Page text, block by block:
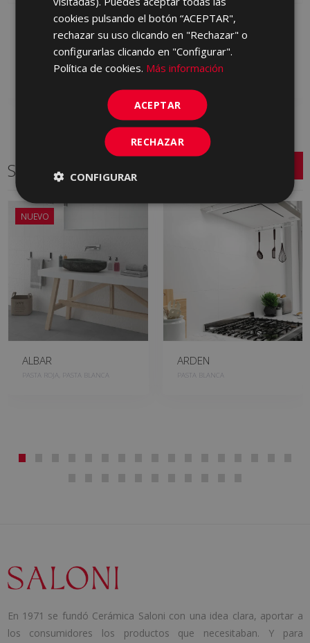
CANDLE BLANCO (PB)
31 X 61
MBR500 | 31x61
Añadir a favoritos
CANDLE TRAFIC
BLANCO (PB) 31 X 61
MBS500 | 31x61
Añadir a favoritos
Series relacionadas
NUEVO
ALBAR
PASTA ROJA, PASTA BLANCA
ARDEN
PASTA BLANCA
En 1971 se fundó Cerámica Saloni con una idea clara, aportar a
los consumidores los productos que necesitaban. Y para
cookies pulsando el botón “ACEPTAR",
rechazar su uso clicando en "Rechazar" o
configurarlas clicando en "Configurar".
Política de cookies. Más información
ACEPTAR
RECHAZAR
CONFIGURAR